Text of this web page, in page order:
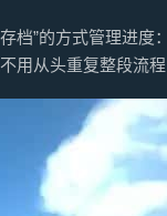
档”的方式管理进
从头重复整段流